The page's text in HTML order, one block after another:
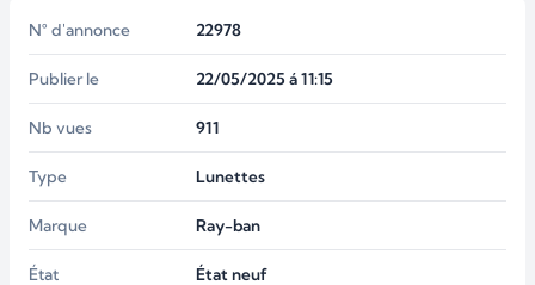
N° d'annonce 22978
Publier le 22/05/2025 á 11:15
Nb vues 911
Type Lunettes
Marque Ray-ban
État État neuf